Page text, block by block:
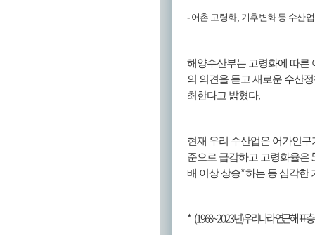
- 어촌 고령화, 기후변화 등 수산
해양수산부는 고령화에 따른
의 의견을 듣고 새로운 수산
최한다고 밝혔다.
현재 우리 수산업은 어가인
준으로 급감하고 고령화율은
배 이상 상승*하는 등 심각한
* (1968~2023년)우리나라 연근해 표